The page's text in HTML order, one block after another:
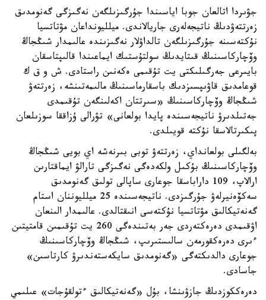
جۋىردا اتالعان جوبا اياسىندا جۇرگىزىلگەن نەگىزگى گەنومدىق
زەرتتەۋدىڭ ناتيجەلەرى جاريالاندى. ميلليونداعان مۋتاتسيا
نۇكتەسىنە جۇرگىزىلگەن تالداۋلار نەگىزىندە عالىمدار شىڭجاڭ
وۆچاركاسىنىڭ قىتايدىڭ سولتۇستىك ايماعىندا قالىپتاسقان
بايىرعى جەرگىلىكتى يت تۇقىمى ەكەنىن راستادى. ش و ق ك
قوعامدىق قاۋىپسىزدىك باسقارماسىنىڭ مالىمەتىنشە، زەرتتەۋ
شىڭجاڭ وۆچاركاسىنىڭ «سىرتتان اكەلىنگەن تۇقىمدى
جەتىلدىرۋ ناتيجەسىندە پايدا بولعانى» تۋرالى ۇزاققا سوزىلعان
پىكىرتالاسقا نۇكتە قويىلدى.
بەلگىلى بولعانداي، زەرتتەۋ توبى بىرنەشە اي بويى شىڭجاڭ
وۆچاركاسىنىڭ بۇكىل ولكەدەگى نەگىزگى تارالۋ ايماقتارىن
ارالاپ، 109 داراباسقا جوعارى ساپالى تولىق گەنومدىق
سەكۆەنيرلەۋ جۇرگىزدى. ناتيجەسىندە 25 ميلليوننان استام
گەنەتيكالىق مۋتاتسيا نۇكتەسى انىقتالدى. عالىمدار الىنعان
اۋقىمدى دەرەكتەردى جەر بەتىندەگى 260 يت تۇقىمىن قامتيتىن
ءىرى دەرەكقورمەن سالىستىرىپ، شىڭجاڭ وۆچاركاسىنىڭ
جوعارى دالدىكتەگى «گەنومدىق سايكەستەندىرۋ كارتاسىن»
جاسادى.
دەرەككوزدىڭ جازۋىنشا، بۇل «گەنەتيكالىق ءتولقۇجات» عىلىمي